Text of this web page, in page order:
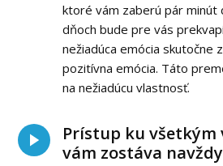
ktoré vám zaberú pár minút
dňoch bude pre vás
nežiadúca emócia skutočne
pozitívna emócia. Táto
na nežiadúcu vlastnosť.
Prístup ku všetkým
vám zostáva navždy